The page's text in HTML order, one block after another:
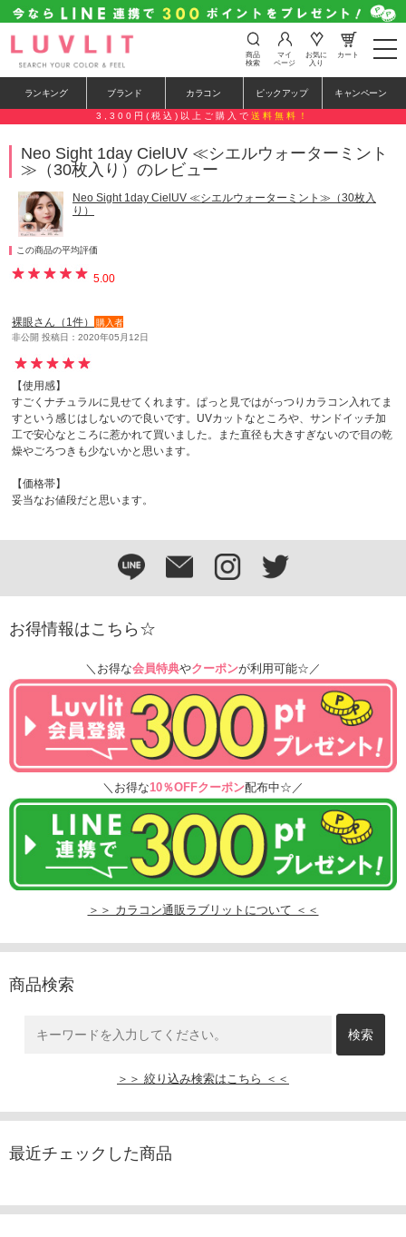
t
o
e
n
商品
検索
マイ
ページ
お気に
入り
カート
ランキング ブランド カラコン ピックアップ キャンペーン
3,300円(税込)以上ご購入で 送料無料！
Neo Sight 1day CielUV ≪シエルウォーターミント
≫（30枚入り）のレビュー
Neo Sight 1day CielUV ≪シエルウォーターミント≫（30枚入
り）
この商品の平均評価
5.00
裸眼さん（1件）
購入者
非公開 投稿日：2020年05月12日
【使用感】
すごくナチュラルに見せてくれます。ぱっと見ではがっつりカラコン入れてま
すという感じはしないので良いです。UVカットなところや、サンドイッチ加
工で安心なところに惹かれて買いました。また直径も大きすぎないので目の乾
燥やごろつきも少ないかと思います。
【価格帯】
妥当なお値段だと思います。
お得情報はこちら☆
＼お得な会員特典やクーポンが利用可能☆／
＼お得な10％OFFクーポン配布中☆／
＞＞ カラコン通販ラブリットについて ＜＜
商品検索
＞＞ 絞り込み検索はこちら ＜＜
最近チェックした商品